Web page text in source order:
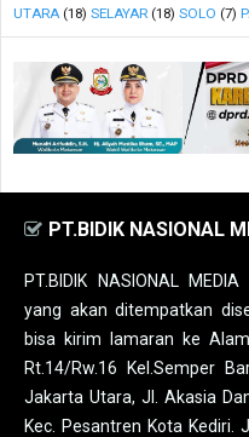
UTARA (18) SELAYAR (18) SOLO (7)
PT.BIDIK NASIONAL
PT.BIDIK NASIONAL
yang akan ditempatkan
bisa kirim lamaran ke
Rt.14/Rw.16 Kel.Semper
Jakarta Utara, Jl. Akasia
Kec. Pesantren Kota Kediri.